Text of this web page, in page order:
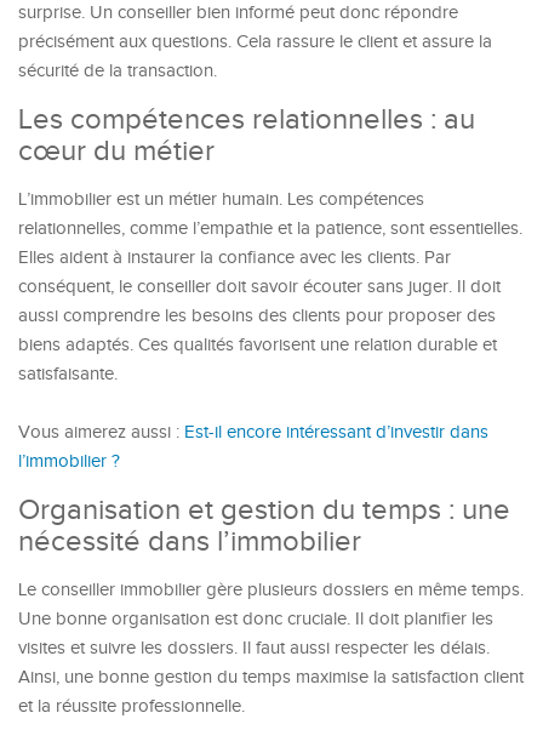
surprise. Un conseiller bien informé peut donc répondre
précisément aux questions. Cela rassure le client et assure la
sécurité de la transaction.
Les compétences relationnelles : au
cœur du métier
L’immobilier est un métier humain. Les compétences
relationnelles, comme l’empathie et la patience, sont essentielles.
Elles aident à instaurer la confiance avec les clients. Par
conséquent, le conseiller doit savoir écouter sans juger. Il doit
aussi comprendre les besoins des clients pour proposer des
biens adaptés. Ces qualités favorisent une relation durable et
satisfaisante.
Vous aimerez aussi : Est-il encore intéressant d’investir dans
l’immobilier ?
Organisation et gestion du temps : une
nécessité dans l’immobilier
Le conseiller immobilier gère plusieurs dossiers en même temps.
Une bonne organisation est donc cruciale. Il doit planifier les
visites et suivre les dossiers. Il faut aussi respecter les délais.
Ainsi, une bonne gestion du temps maximise la satisfaction client
et la réussite professionnelle.